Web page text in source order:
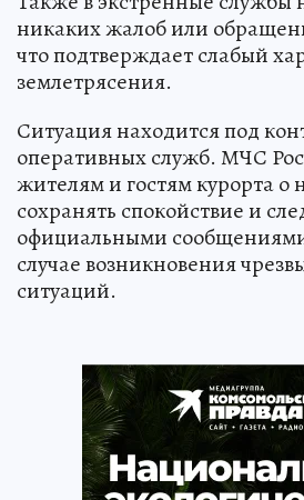
никаких жалоб или
что подтверждает слабый
землетрясения.
Ситуация находится под
оперативных служб. МЧС
жителям и гостям курорта о
сохранять спокойствие и
официальными
случае возникновения
ситуаций.